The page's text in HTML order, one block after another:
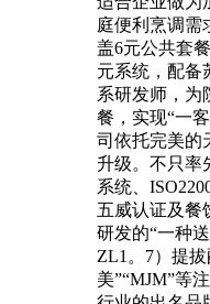
庭便利烹调需
盖6元公共套
元系统，配备
系研发师，为
餐，实现“一
司依托完美的
升级。不只率
系统、
五威认证及餐
研发的“一种
ZL1。7）提
美”“MJM”等